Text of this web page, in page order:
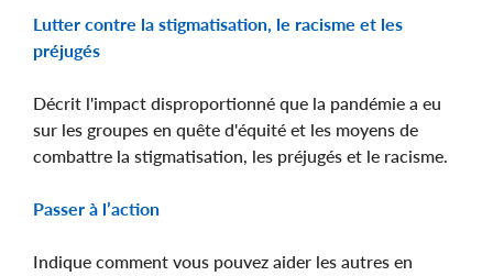
Lutter contre la stigmatisation, le racisme et les
préjugés
Décrit l'impact disproportionné que la pandémie a eu
sur les groupes en quête d'équité et les moyens de
combattre la stigmatisation, les préjugés et le racisme.
Passer à l’action
Indique comment vous pouvez aider les autres en